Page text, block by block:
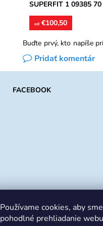
SUPERFIT 1 09385 70
od €100,50
Buďte prvý, kto napíše
Pridať komentár
FACEBOOK
Používame cookies, aby
pohodlné prehliadanie